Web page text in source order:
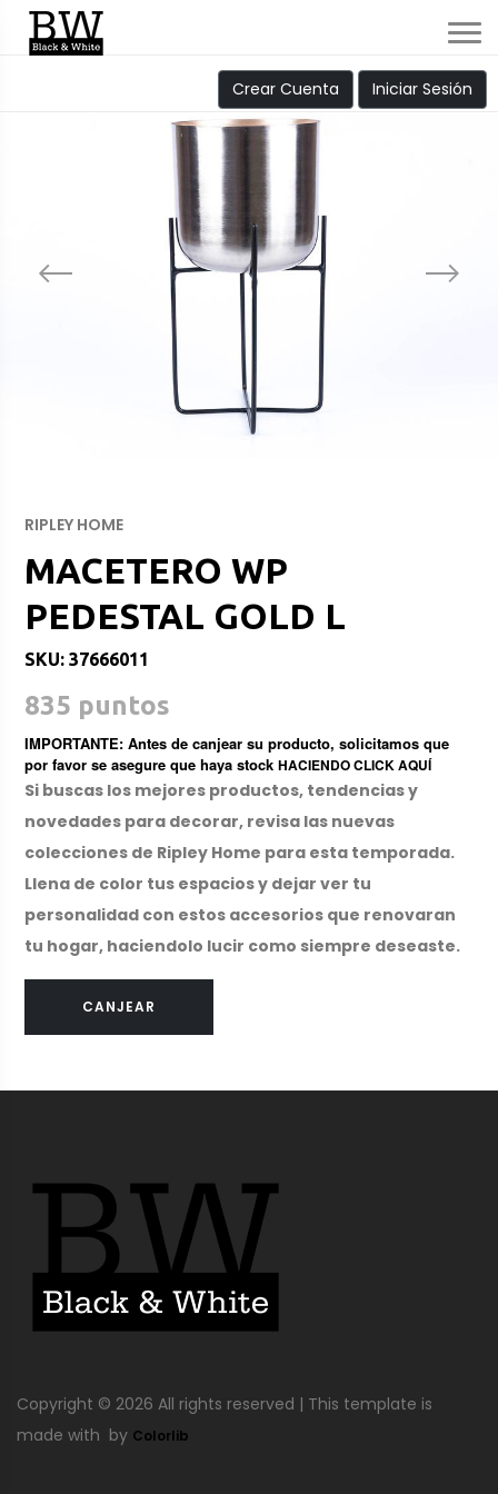
Crear Cuenta Iniciar Sesión
RIPLEY HOME
MACETERO WP
PEDESTAL GOLD L
SKU: 37666011
835 puntos
IMPORTANTE: Antes de canjear su producto, solicitamos que
por favor se asegure que haya stockHACIENDO CLICK AQUÍ
Si buscas los mejores productos, tendencias y
novedades para decorar, revisa las nuevas
colecciones de Ripley Home para esta temporada.
Llena de color tus espacios y dejar ver tu
personalidad con estos accesorios que renovaran
tu hogar, haciendolo lucir como siempre deseaste.
CANJEAR
Copyright © 2026 All rights reserved | This template is
made with by Colorlib